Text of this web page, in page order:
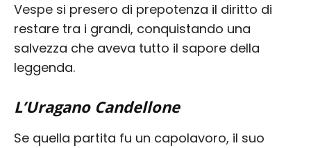
Vespe si presero di prepotenza il diritto di
restare tra i grandi, conquistando una
salvezza che aveva tutto il sapore della
leggenda.
L’Uragano Candellone
Se quella partita fu un capolavoro, il suo